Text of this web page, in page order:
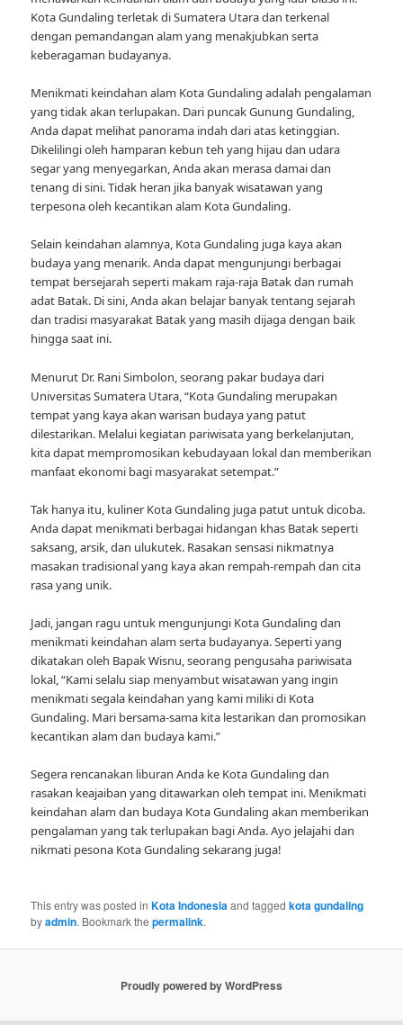
Kota Gundaling terletak di Sumatera Utara dan terkenal
dengan pemandangan alam yang menakjubkan serta
keberagaman budayanya.
Menikmati keindahan alam Kota Gundaling adalah pengalaman
yang tidak akan terlupakan. Dari puncak Gunung Gundaling,
Anda dapat melihat panorama indah dari atas ketinggian.
Dikelilingi oleh hamparan kebun teh yang hijau dan udara
segar yang menyegarkan, Anda akan merasa damai dan
tenang di sini. Tidak heran jika banyak wisatawan yang
terpesona oleh kecantikan alam Kota Gundaling.
Selain keindahan alamnya, Kota Gundaling juga kaya akan
budaya yang menarik. Anda dapat mengunjungi berbagai
tempat bersejarah seperti makam raja-raja Batak dan rumah
adat Batak. Di sini, Anda akan belajar banyak tentang sejarah
dan tradisi masyarakat Batak yang masih dijaga dengan baik
hingga saat ini.
Menurut Dr. Rani Simbolon, seorang pakar budaya dari
Universitas Sumatera Utara, “Kota Gundaling merupakan
tempat yang kaya akan warisan budaya yang patut
dilestarikan. Melalui kegiatan pariwisata yang berkelanjutan,
kita dapat mempromosikan kebudayaan lokal dan memberikan
manfaat ekonomi bagi masyarakat setempat.”
Tak hanya itu, kuliner Kota Gundaling juga patut untuk dicoba.
Anda dapat menikmati berbagai hidangan khas Batak seperti
saksang, arsik, dan ulukutek. Rasakan sensasi nikmatnya
masakan tradisional yang kaya akan rempah-rempah dan cita
rasa yang unik.
Jadi, jangan ragu untuk mengunjungi Kota Gundaling dan
menikmati keindahan alam serta budayanya. Seperti yang
dikatakan oleh Bapak Wisnu, seorang pengusaha pariwisata
lokal, “Kami selalu siap menyambut wisatawan yang ingin
menikmati segala keindahan yang kami miliki di Kota
Gundaling. Mari bersama-sama kita lestarikan dan promosikan
kecantikan alam dan budaya kami.”
Segera rencanakan liburan Anda ke Kota Gundaling dan
rasakan keajaiban yang ditawarkan oleh tempat ini. Menikmati
keindahan alam dan budaya Kota Gundaling akan memberikan
pengalaman yang tak terlupakan bagi Anda. Ayo jelajahi dan
nikmati pesona Kota Gundaling sekarang juga!
This entry was posted inKota Indonesiaand taggedkota gundaling
byadmin. Bookmark thepermalink.
Proudly powered by WordPress